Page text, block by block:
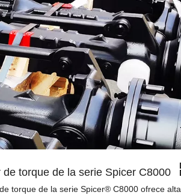
de torque de la serie Spicer C8000
torque de la serie Spicer® C8000 ofrece alta